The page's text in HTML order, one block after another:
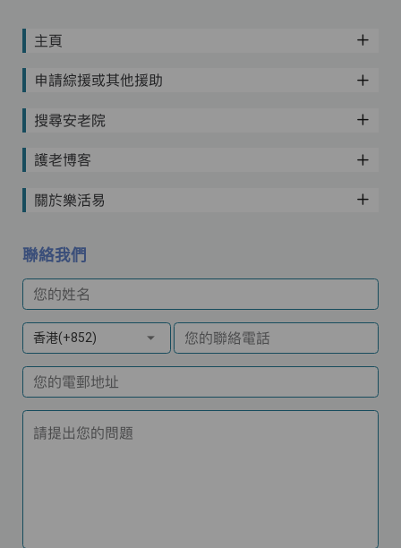
主頁
申請綜援或其他援助
搜尋安老院
護老博客
關於樂活易
聯絡我們
您的姓名
香港(+852) 您的聯絡電話
您的電郵地址
請提出您的問題